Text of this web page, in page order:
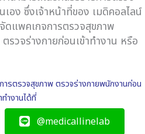
อง ซึ่งเจ้าหน้าที่ของ เมดิคอลไลน์
ดแพคเกจการตรวจสุขภาพ
รวจร่างกายก่อนเข้าทำงาน หรือ
ารตรวจสุขภาพ ตรวจร่างกายพนักงานก่อน
ทำงานได้ที่
@medicallinelab